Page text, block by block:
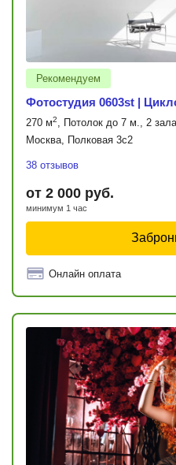
Рекомендуем
Фотостудия 0603st |
270 м2, Потолок до 7 м., 2 зала
Москва, Полковая 3с2
38 отзывов
от 2 000 руб.
минимум 1 час
Онлайн оплата